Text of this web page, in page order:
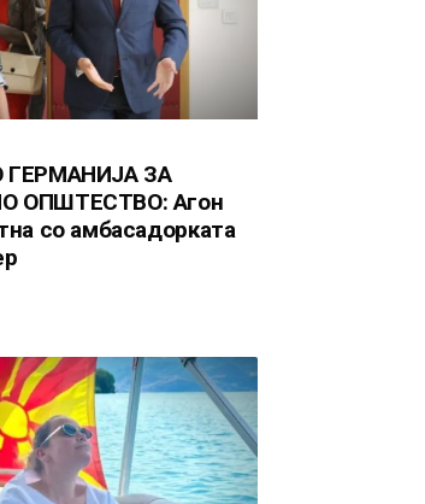
ГЕРМАНИЈА ЗА
ОПШТЕСТВО: Агон
со амбасадорката